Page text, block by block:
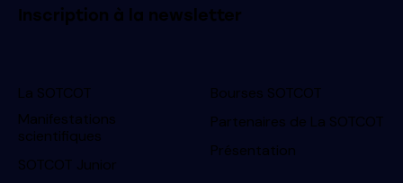
Inscription à la newsletter
La SOTCOT
Manifestations
scientifiques
SOTCOT Junior
Bourses SOTCOT
Partenaires de La SOTCOT
Présentation